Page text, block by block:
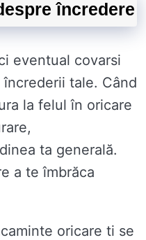
încredere
eventual covarsi
tale. Când
la felul în oricare
ta generală.
a te îmbrăca
oricare ti se